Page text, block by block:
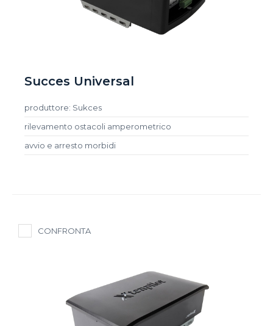
Succes Universal
produttore: Sukces
rilevamento ostacoli amperometrico
avvio e arresto morbidi
CONFRONTA